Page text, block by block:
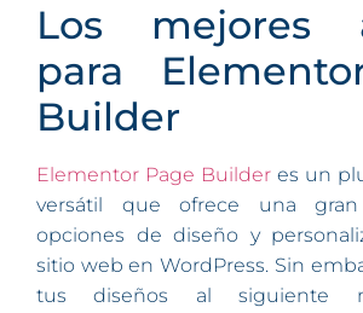
Los mejores
para
Builder
Elementor Page Builder es un
versátil que ofrece una
opciones de diseño y
sitio web en WordPress. Sin
tus diseños al siguiente